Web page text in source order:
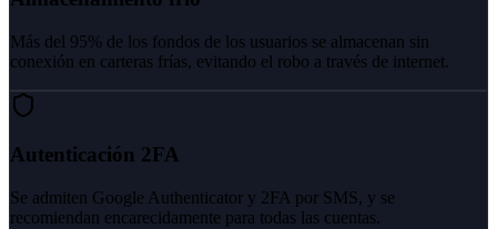
Más del 95% de los fondos de los usuarios se almacenan sin
conexión en carteras frías, evitando el robo a través de internet.
Autenticación 2FA
Se admiten Google Authenticator y 2FA por SMS, y se
recomiendan encarecidamente para todas las cuentas.